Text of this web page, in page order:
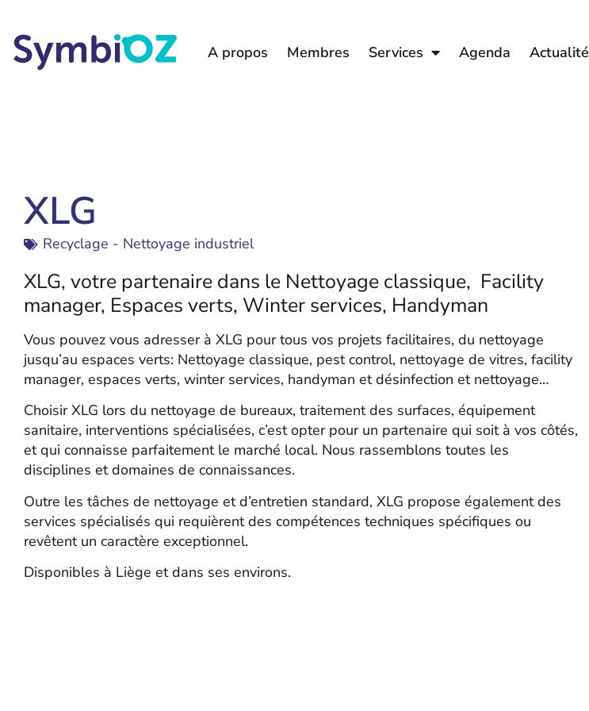
A propos Membres Services Agenda Actualité
XLG
Recyclage - Nettoyage industriel
XLG, votre partenaire dans le Nettoyage classique, Facility
manager, Espaces verts, Winter services, Handyman
Vous pouvez vous adresser à XLG pour tous vos projets facilitaires, du nettoyage
jusqu’au espaces verts: Nettoyage classique, pest control, nettoyage de vitres, facility
manager, espaces verts, winter services, handyman et désinfection et nettoyage…
Choisir XLG lors du nettoyage de bureaux, traitement des surfaces, équipement
sanitaire, interventions spécialisées, c’est opter pour un partenaire qui soit à vos côtés,
et qui connaisse parfaitement le marché local. Nous rassemblons toutes les
disciplines et domaines de connaissances.
Outre les tâches de nettoyage et d’entretien standard, XLG propose également des
services spécialisés qui requièrent des compétences techniques spécifiques ou
revêtent un caractère exceptionnel.
Disponibles à Liège et dans ses environs.